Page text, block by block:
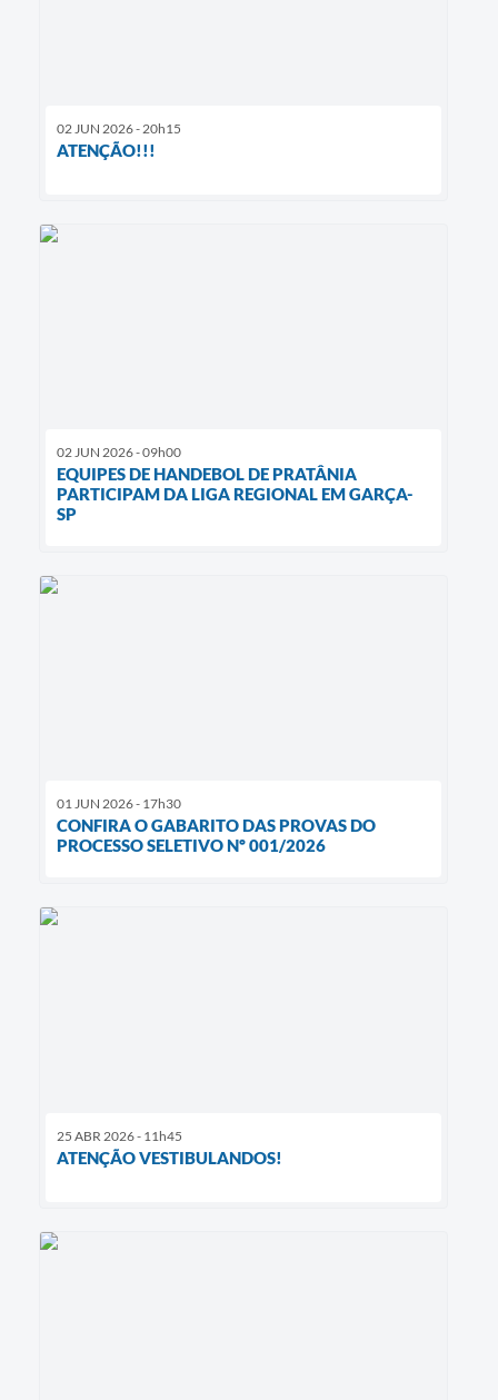
02 JUN 2026 - 20h15
ATENÇÃO!!!
02 JUN 2026 - 09h00
EQUIPES DE HANDEBOL DE PRATÂNIA
PARTICIPAM DA LIGA REGIONAL EM GARÇA-
SP
01 JUN 2026 - 17h30
CONFIRA O GABARITO DAS PROVAS DO
PROCESSO SELETIVO Nº 001/2026
25 ABR 2026 - 11h45
ATENÇÃO VESTIBULANDOS!